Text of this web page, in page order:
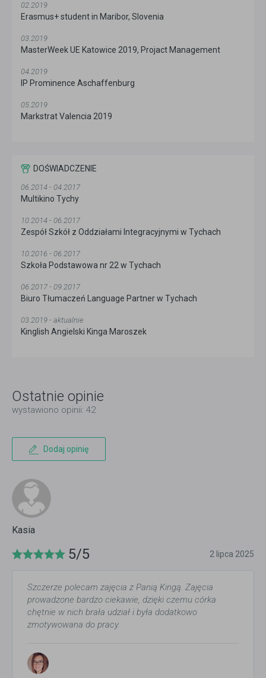
02.2019
Erasmus+ student in Maribor, Slovenia
03.2019
MasterWeek UE Katowice 2019, Projact Management
04.2019
IP Prominence Aschaffenburg
05.2019
Markstrat Valencia 2019
DOŚWIADCZENIE
06.2014 - 04.2017
Multikino Tychy
10.2014 - 06.2017
Zespół Szkół z Oddziałami Integracyjnymi w Tychach
10.2016 - 06.2017
Szkoła Podstawowa nr 22 w Tychach
06.2017 - 09.2017
Biuro Tłumaczeń Language Partner w Tychach
03.2019 - aktualnie
Kinglish Angielski Kinga Maroszek
Ostatnie opinie
wystawiono opinii: 42
Dodaj opinię
Kasia
5/5 2 lipca 2025
Szczerze polecam zajęcia z Panią Kingą. Zajęcia
prowadzone bardzo ciekawie, dzięki czemu córka
chętnie w nich brała udział i była dodatkowo
zmotywowana do pracy.